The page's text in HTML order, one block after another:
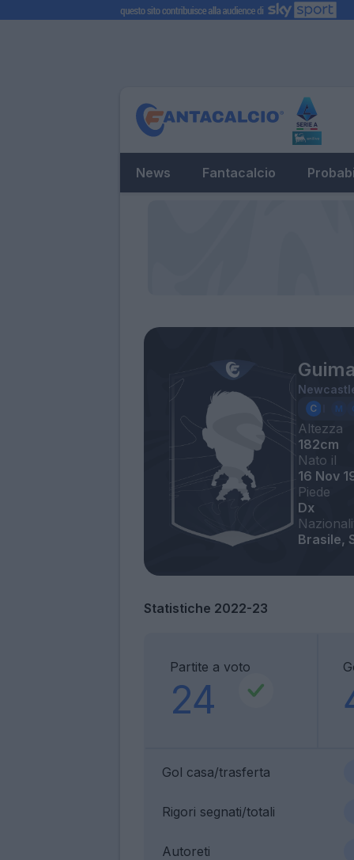
News Fantacalcio
Altezza
182cm
Nato il
16 Nov
Piede
Dx
Brasile,
Statistiche 2022-23
Partite a voto
24
Gol casa/trasferta
Rigori segnati/totali
Autoreti